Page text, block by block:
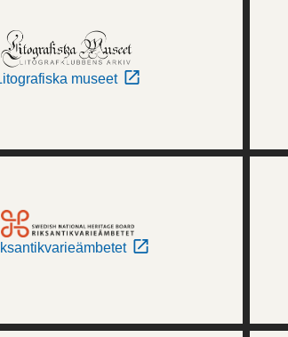
museet